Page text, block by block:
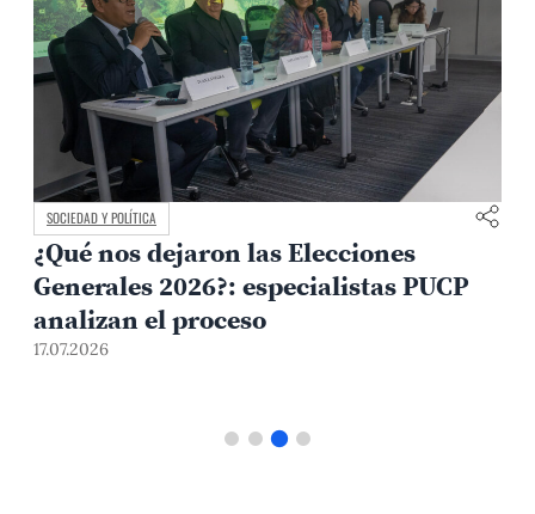
SOCIEDAD Y POLÍTICA
¿Qué nos dejaron las Elecciones
Generales 2026?: especialistas PUCP
analizan el proceso
17.07.2026